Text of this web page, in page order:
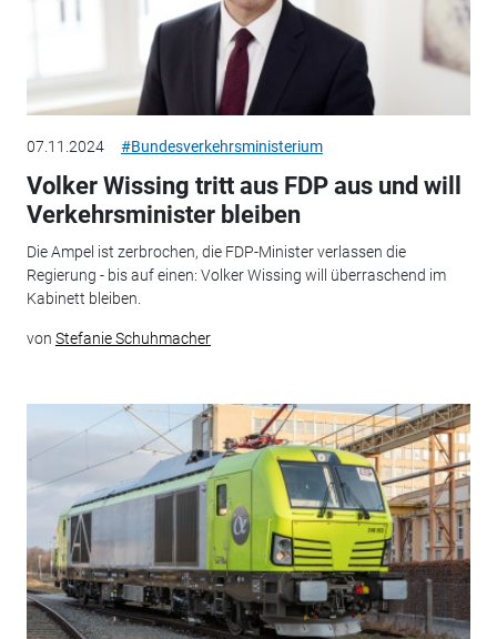
07.11.2024 #Bundesverkehrsministerium
Volker Wissing tritt aus FDP aus und will
Verkehrsminister bleiben
Die Ampel ist zerbrochen, die FDP-Minister verlassen die
Regierung - bis auf einen: Volker Wissing will überraschend im
Kabinett bleiben.
von Stefanie Schuhmacher